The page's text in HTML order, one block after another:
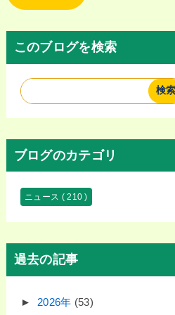
このブログを検索
ブログのカテゴリ
ニュース ( 210 )
過去の記事
► 2026年 (53)